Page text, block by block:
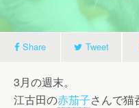
Share Tweet
3月の週末。
江古田の赤茄子さんで猫